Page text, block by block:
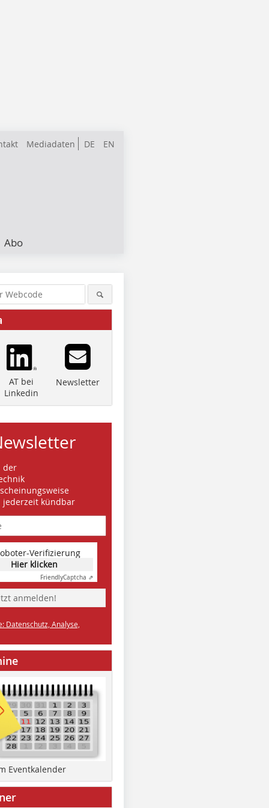
DE EN
Mediadaten
Abo
AT bei
Linkedin
Newsletter
der
jederzeit kündbar
Verifizierung
Hier klicken
FriendlyCaptcha ⇗
anmelden!
Datenschutz, Analyse,
Eventkalender